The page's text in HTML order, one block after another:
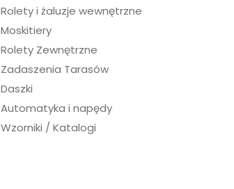
Rolety i żaluzje wewnętrzne
Moskitiery
Rolety Zewnętrzne
Zadaszenia Tarasów
Daszki
Automatyka i napędy
Wzorniki / Katalogi